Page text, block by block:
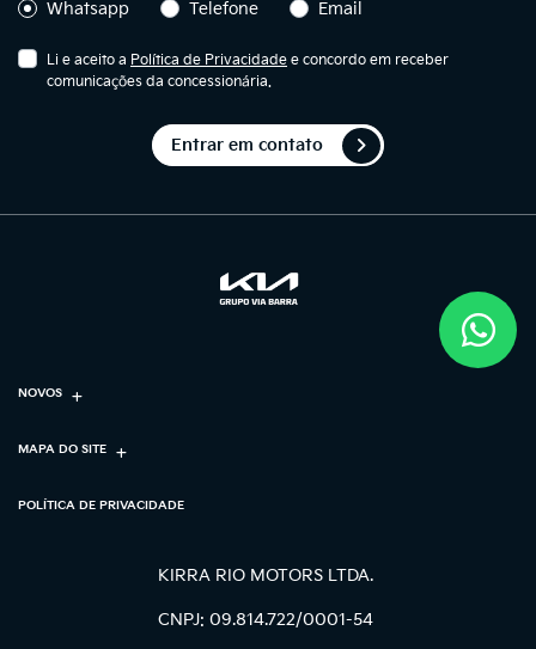
Whatsapp
Telefone Email
Li e aceito a Política de Privacidade e concordo em receber
comunicações da concessionária.
Entrar em contato
NOVOS
MAPA DO SITE
POLÍTICA DE PRIVACIDADE
KIRRA RIO MOTORS LTDA.
CNPJ: 09.814.722/0001-54